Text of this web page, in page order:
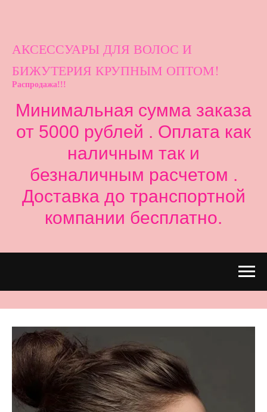
АКСЕССУАРЫ ДЛЯ ВОЛОС И
БИЖУТЕРИЯ КРУПНЫМ ОПТОМ!
Распродажа!!!
Минимальная сумма заказа
от 5000 рублей . Оплата как
наличным так и
безналичным расчетом .
Доставка до транспортной
компании бесплатно.